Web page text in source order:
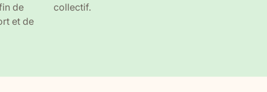
de
et de
collectif.